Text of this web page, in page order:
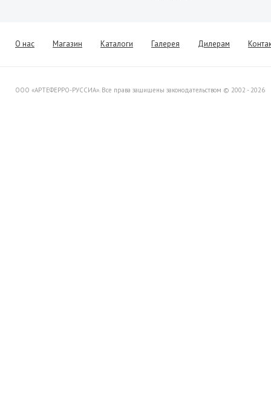
Уважаемые клиенты! Представляем
Вашему вниманию распродажу
О нас Магазин Каталоги Галерея Дилерам
ООО «АРТЕФЕРРО-РУССИА». Все права защищены законодательством © 2002 - 2026